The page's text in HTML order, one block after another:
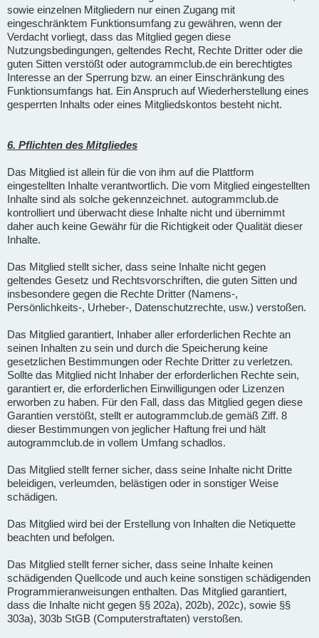
sowie einzelnen Mitgliedern nur einen Zugang mit
eingeschränktem Funktionsumfang zu gewähren, wenn der
Verdacht vorliegt, dass das Mitglied gegen diese
Nutzungsbedingungen, geltendes Recht, Rechte Dritter oder die
guten Sitten verstößt oder autogrammclub.de ein berechtigtes
Interesse an der Sperrung bzw. an einer Einschränkung des
Funktionsumfangs hat. Ein Anspruch auf Wiederherstellung eines
gesperrten Inhalts oder eines Mitgliedskontos besteht nicht.
6. Pflichten des Mitgliedes
Das Mitglied ist allein für die von ihm auf die Plattform
eingestellten Inhalte verantwortlich. Die vom Mitglied eingestellten
Inhalte sind als solche gekennzeichnet. autogrammclub.de
kontrolliert und überwacht diese Inhalte nicht und übernimmt
daher auch keine Gewähr für die Richtigkeit oder Qualität dieser
Inhalte.
Das Mitglied stellt sicher, dass seine Inhalte nicht gegen
geltendes Gesetz und Rechtsvorschriften, die guten Sitten und
insbesondere gegen die Rechte Dritter (Namens-,
Persönlichkeits-, Urheber-, Datenschutzrechte, usw.) verstoßen.
Das Mitglied garantiert, Inhaber aller erforderlichen Rechte an
seinen Inhalten zu sein und durch die Speicherung keine
gesetzlichen Bestimmungen oder Rechte Dritter zu verletzen.
Sollte das Mitglied nicht Inhaber der erforderlichen Rechte sein,
garantiert er, die erforderlichen Einwilligungen oder Lizenzen
erworben zu haben. Für den Fall, dass das Mitglied gegen diese
Garantien verstößt, stellt er autogrammclub.de gemäß Ziff. 8
dieser Bestimmungen von jeglicher Haftung frei und hält
autogrammclub.de in vollem Umfang schadlos.
Das Mitglied stellt ferner sicher, dass seine Inhalte nicht Dritte
beleidigen, verleumden, belästigen oder in sonstiger Weise
schädigen.
Das Mitglied wird bei der Erstellung von Inhalten die Netiquette
beachten und befolgen.
Das Mitglied stellt ferner sicher, dass seine Inhalte keinen
schädigenden Quellcode und auch keine sonstigen schädigenden
Programmieranweisungen enthalten. Das Mitglied garantiert,
dass die Inhalte nicht gegen §§ 202a), 202b), 202c), sowie §§
303a), 303b StGB (Computerstraftaten) verstoßen.